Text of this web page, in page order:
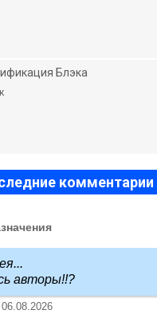
Блэка
комментарии
авторы!!?
06.08.2026